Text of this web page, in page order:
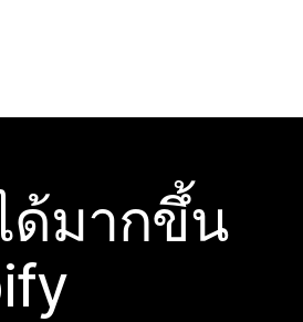
ด้มากขึ้น